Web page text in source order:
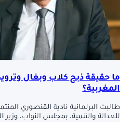
ما حقيقة ذبح كلاب وبغال
المغربية؟
طالبت البرلمانية نادية القنصوري
للعدالة والتنمية، بمجلس النواب، وزير